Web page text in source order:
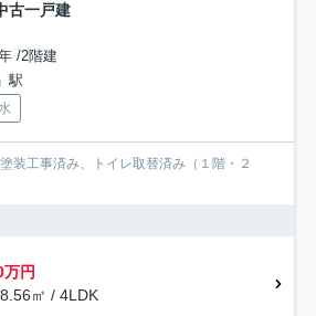
古一戸建
/2階建
駅
装工事済み、トイレ取替済み（１階・２
万円
㎡ / 4LDK